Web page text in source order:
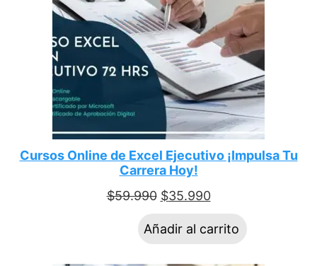
Cursos Online de Excel Ejecutivo ¡Impulsa Tu
Carrera Hoy!
$59.990 $35.990
Añadir al carrito